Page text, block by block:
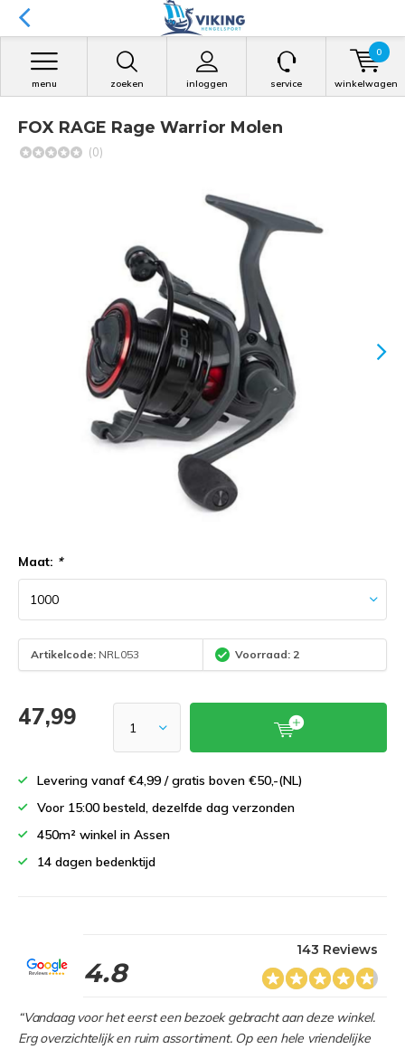
zoeken inloggen
menu service winkelwagen
0
FOX RAGE Rage Warrior Molen
(0)
Maat: *
Artikelcode: NRL053 Voorraad: 2
47,99
Levering vanaf €4,99 / gratis boven €50,-(NL)
Voor 15:00 besteld, dezelfde dag verzonden
450m² winkel in Assen
14 dagen bedenktijd
4.8
143 Reviews
“Vandaag voor het eerst een bezoek gebracht aan deze winkel.
Erg overzichtelijk en ruim assortiment. Op een hele vriendelijke